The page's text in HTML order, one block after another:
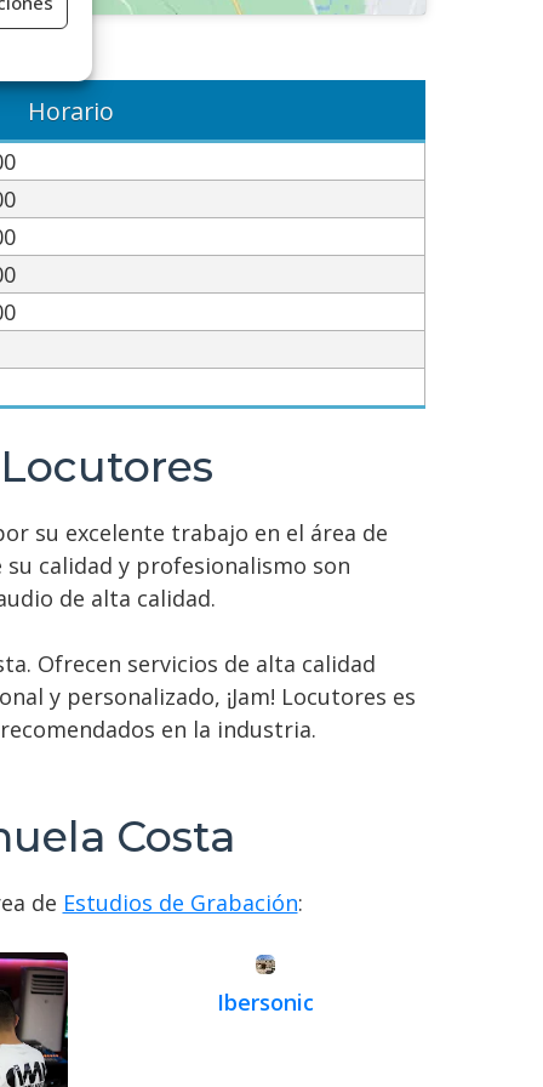
activo
Horario
su excelente trabajo en el área de
su calidad y profesionalismo son
de alta calidad.
Ofrecen servicios de alta calidad
y personalizado, ¡Jam! Locutores es
en la industria.
Costa
de Estudios de Grabación:
Ibersonic